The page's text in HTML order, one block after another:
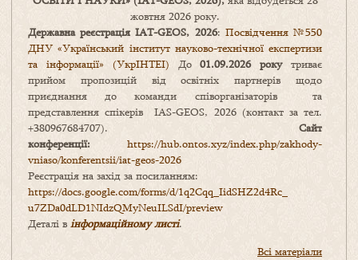
жовтня 2026 року.
Державна реєстрація IAT-GEOS, 2026: Посвідчення №550
ДНУ «Український інститут науково-технічної експертизи
та інформації» (УкрІНТЕІ) До01.09.2026 рокутриває
прийом пропозицій від освітніх партнерів щодо
приєднання до команди співорганізаторів та
представлення спікерів IAS-GEOS, 2026 (контакт за тел.
+380967684707). Сайт
конференції: https://hub.ontos.xyz/index.php/zakhody-
vniaso/konferentsii/iat-geos-2026
Реєстрація на захід за посиланням:
https://docs.google.com/forms/d/1q2Cqq_IidSHZ2d4Rc_
u7ZDa0dLD1NIdzQMyNeuILSdI/preview
Деталі в інформаційному листі.
Всі матеріали